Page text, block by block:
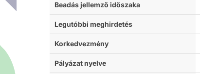
Beadás jellemző időszaka
Legutóbbi meghirdetés
Korkedvezmény
Pályázat nyelve